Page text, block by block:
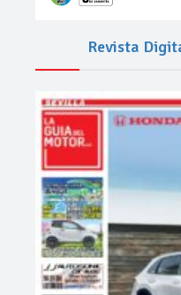
Revista